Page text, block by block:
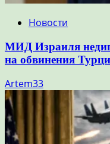
Новости
МИД Израиля
на обвинения
Artem33